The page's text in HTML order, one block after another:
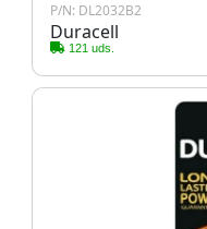
P/N: DL2032B2
Duracell
121 uds.